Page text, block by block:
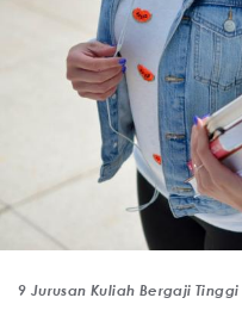
9 Jurusan Kuliah Bergaji